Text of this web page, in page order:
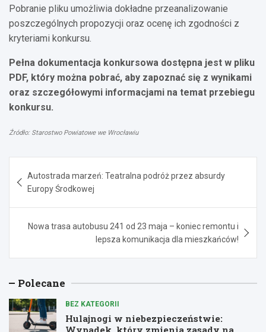
Pobranie pliku umożliwia dokładne przeanalizowanie
poszczególnych propozycji oraz ocenę ich zgodności z
kryteriami konkursu.
Pełna dokumentacja konkursowa dostępna jest w pliku
PDF, który można pobrać, aby zapoznać się z wynikami
oraz szczegółowymi informacjami na temat przebiegu
konkursu.
Źródło: Starostwo Powiatowe we Wrocławiu
wpisu
Autostrada marzeń: Teatralna podróż przez absurdy
Europy Środkowej
Nowa trasa autobusu 241 od 23 maja – koniec remontu i
lepsza komunikacja dla mieszkańców!
Polecane
BEZ KATEGORII
Hulajnogi w niebezpieczeństwie:
Wypadek, który zmienia zasady na